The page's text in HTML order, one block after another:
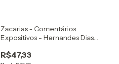
Zacarias - Comentários
Expositivos - Hernandes Dias
R$47,33